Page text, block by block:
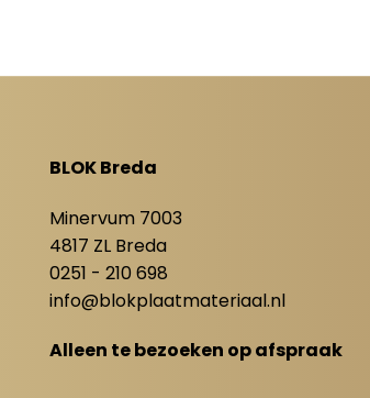
BLOK Breda
Minervum 7003
4817 ZL Breda
0251 - 210 698
info@blokplaatmateriaal.nl
Alleen te bezoeken op afspraak